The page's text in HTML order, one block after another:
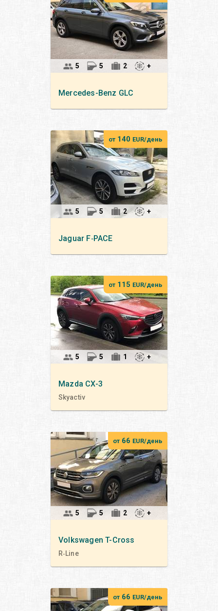
Mercedes-Benz GLC
5 5 2 +
Jaguar F‑PACE
от 140 EUR/день
5 5 2 +
Mazda CX-3
Skyactiv
от 115 EUR/день
5 5 1 +
Volkswagen T-Cross
R‑Line
от 66 EUR/день
5 5 2 +
от 66 EUR/день